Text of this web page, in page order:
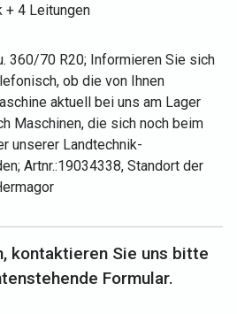
+ 4 Leitungen
360/70 R20; Informieren Sie sich
ob die von Ihnen
aktuell bei uns am Lager
Maschinen, die sich noch beim
unserer Landtechnik-
Artnr.:19034338, Standort der
kontaktieren Sie uns bitte
Formular.